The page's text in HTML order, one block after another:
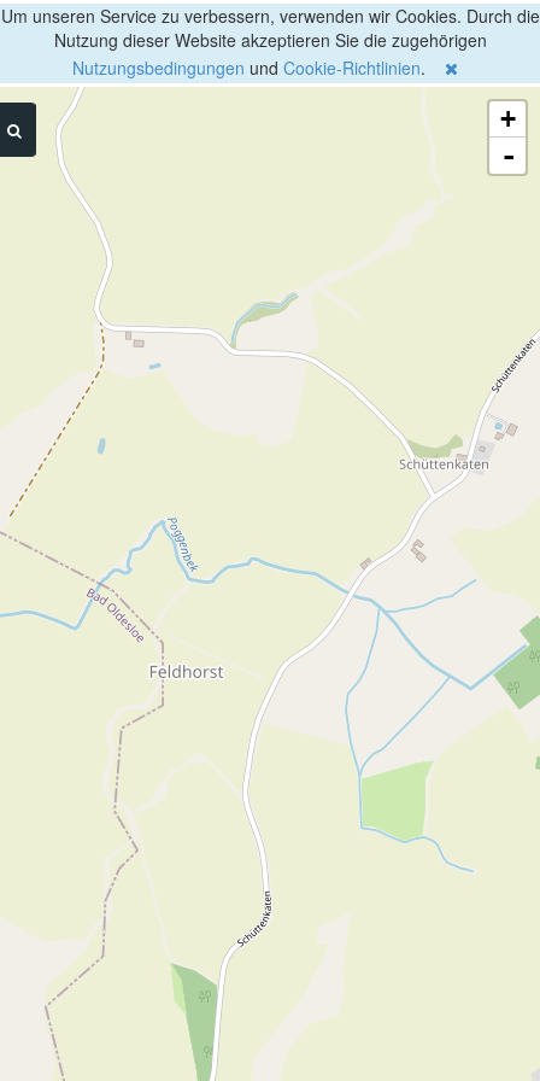
Um unseren Service zu verbessern, verwenden wir Cookies. Durch die
Nutzung dieser Website akzeptieren Sie die zugehörigen
Nutzungsbedingungen und Cookie-Richtlinien.
+
-